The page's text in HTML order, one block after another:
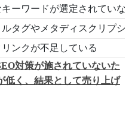
ーワードが選定されていな
ルタグやメタディスクリプシ
ンクが不足している
対策が施されていないた
低く、結果として売り上げ